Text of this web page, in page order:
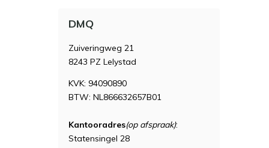
DMQ
Zuiveringweg 21
8243 PZ Lelystad
KVK: 94090890
BTW: NL866632657B01
Kantooradres(op afspraak):
Statensingel 28